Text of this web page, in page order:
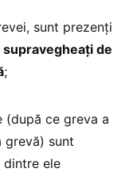
sunt prezenți
de
;
(după ce greva a
grevă) sunt
ele